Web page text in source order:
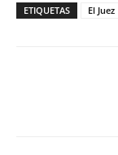
ETIQUETAS El Juez